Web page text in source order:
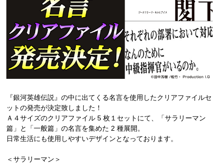
『銀河英雄伝説』の中に出てくる名言を使用したクリアファイルセ
ットの発売が決定致しました！
Ａ４サイズのクリアファイル 5 枚１セットにて、「サラリーマン
篇」と「一般篇」の名言を集めた 2 種展開。
日常生活にも使用しやすいデザインとなっております。
＜サラリーマン＞